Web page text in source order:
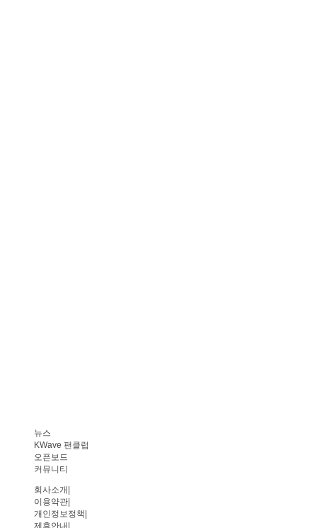
뉴스
KWave 팬클럽
오픈보드
커뮤니티
회사소개
이용약관
개인정보정책
제휴안내